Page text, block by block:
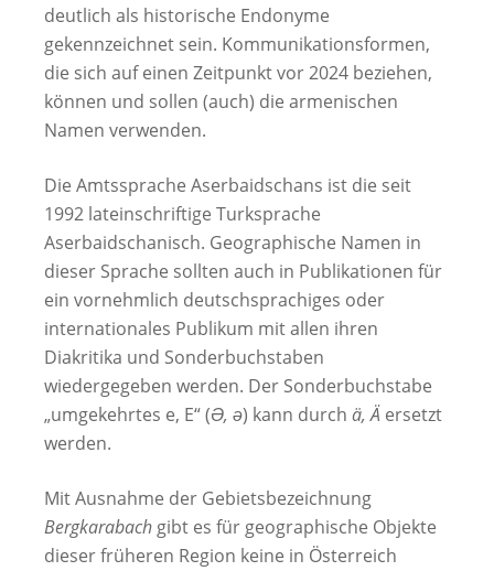
deutlich als historische Endonyme
gekennzeichnet sein. Kommunikationsformen,
die sich auf einen Zeitpunkt vor 2024 beziehen,
können und sollen (auch) die armenischen
Namen verwenden.
Die Amtssprache Aserbaidschans ist die seit
1992 lateinschriftige Turksprache
Aserbaidschanisch. Geographische Namen in
dieser Sprache sollten auch in Publikationen für
ein vornehmlich deutschsprachiges oder
internationales Publikum mit allen ihren
Diakritika und Sonderbuchstaben
wiedergegeben werden. Der Sonderbuchstabe
„umgekehrtes e, E“ (Ə, ə) kann durch ä, Ä ersetzt
werden.
Mit Ausnahme der Gebietsbezeichnung
Bergkarabach gibt es für geographische Objekte
dieser früheren Region keine in Österreich